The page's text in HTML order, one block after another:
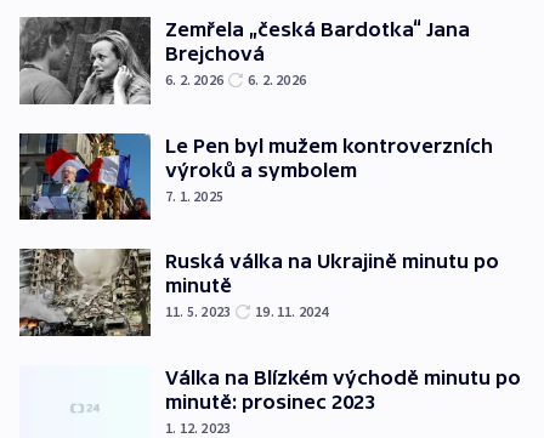
Zemřela „česká Bardotka“ Jana
Brejchová
6. 2. 2026 6. 2. 2026
Le Pen byl mužem kontroverzních
výroků a symbolem
7. 1. 2025
Ruská válka na Ukrajině minutu po
minutě
11. 5. 2023 19. 11. 2024
Válka na Blízkém východě minutu po
minutě: prosinec 2023
1. 12. 2023